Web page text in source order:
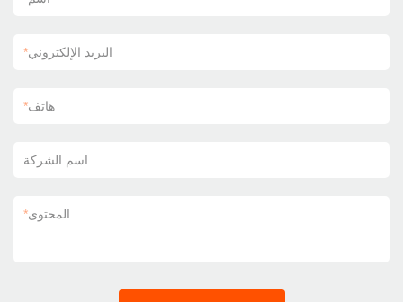
*البريد الإلكتروني
*هاتف
اسم الشركة
*المحتوى